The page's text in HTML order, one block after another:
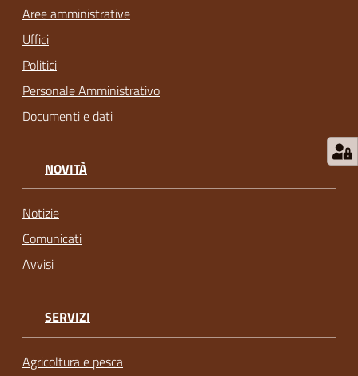
Aree amministrative
Uffici
Politici
Personale Amministrativo
Documenti e dati
NOVITÀ
Notizie
Comunicati
Avvisi
SERVIZI
Agricoltura e pesca